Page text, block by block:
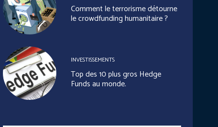
Comment le terrorisme détourne
le crowdfunding humanitaire ?
INVESTISSEMENTS
Top des 10 plus gros Hedge
Funds au monde.